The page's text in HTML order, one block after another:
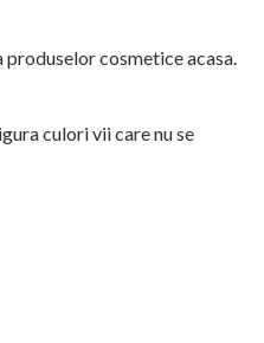
cosmetice acasa.
culori vii care nu se
marunte. Inchidere cu fermoar.
la lumina.